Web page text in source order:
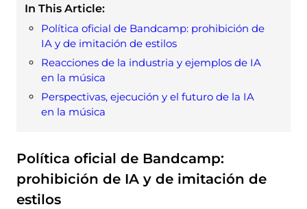
In This Article:
Política oficial de Bandcamp: prohibición de
IA y de imitación de estilos
Reacciones de la industria y ejemplos de IA
en la música
Perspectivas, ejecución y el futuro de la IA
en la música
Política oficial de Bandcamp:
prohibición de IA y de imitación de
estilos